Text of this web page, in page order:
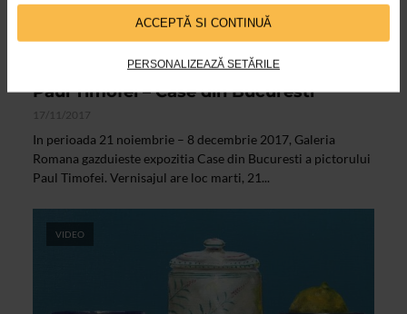
ACCEPTĂ SI CONTINUĂ
PERSONALIZEAZĂ SETĂRILE
Paul Timofei – Case din Bucuresti
17/11/2017
In perioada 21 noiembrie – 8 decembrie 2017, Galeria
Romana gazduieste expozitia Case din Bucuresti a pictorului
Paul Timofei. Vernisajul are loc marti, 21...
VIDEO